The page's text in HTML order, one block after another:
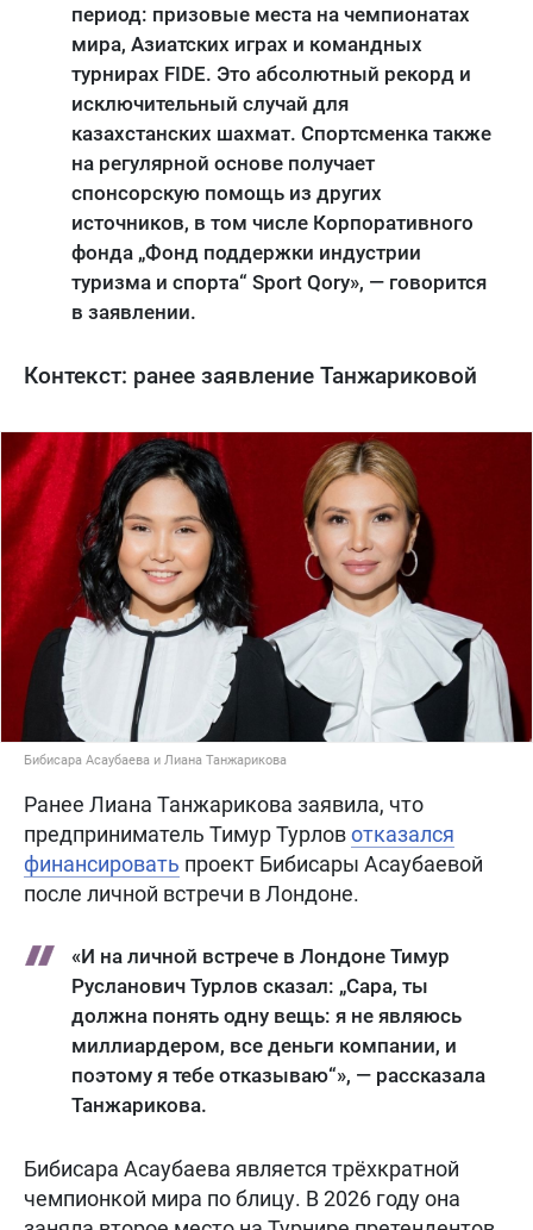
период: призовые места на чемпионатах
мира, Азиатских играх и командных
турнирах FIDE. Это абсолютный рекорд и
исключительный случай для
казахстанских шахмат. Спортсменка также
на регулярной основе получает
спонсорскую помощь из других
источников, в том числе Корпоративного
фонда „Фонд поддержки индустрии
туризма и спорта“ Sport Qory», — говорится
в заявлении.
Контекст: ранее заявление Танжариковой
Бибисара Асаубаева и Лиана Танжарикова
Ранее Лиана Танжарикова заявила, что
предприниматель Тимур Турловотказался
финансировать проект Бибисары Асаубаевой
после личной встречи в Лондоне.
«И на личной встрече в Лондоне Тимур
Русланович Турлов сказал: „Сара, ты
должна понять одну вещь: я не являюсь
миллиардером, все деньги компании, и
поэтому я тебе отказываю“», — рассказала
Танжарикова.
Бибисара Асаубаева является трёхкратной
чемпионкой мира по блицу. В 2026 году она